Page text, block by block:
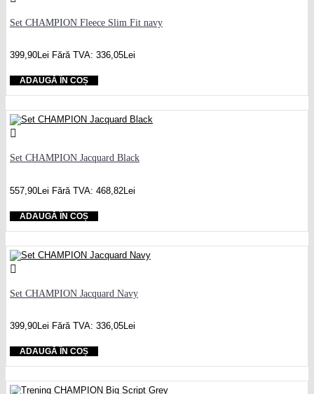
Set CHAMPION Fleece Slim Fit navy
399,90Lei Fără TVA: 336,05Lei
ADAUGĂ ÎN COȘ
Set CHAMPION Jacquard Black
557,90Lei Fără TVA: 468,82Lei
ADAUGĂ ÎN COȘ
Set CHAMPION Jacquard Navy
399,90Lei Fără TVA: 336,05Lei
ADAUGĂ ÎN COȘ